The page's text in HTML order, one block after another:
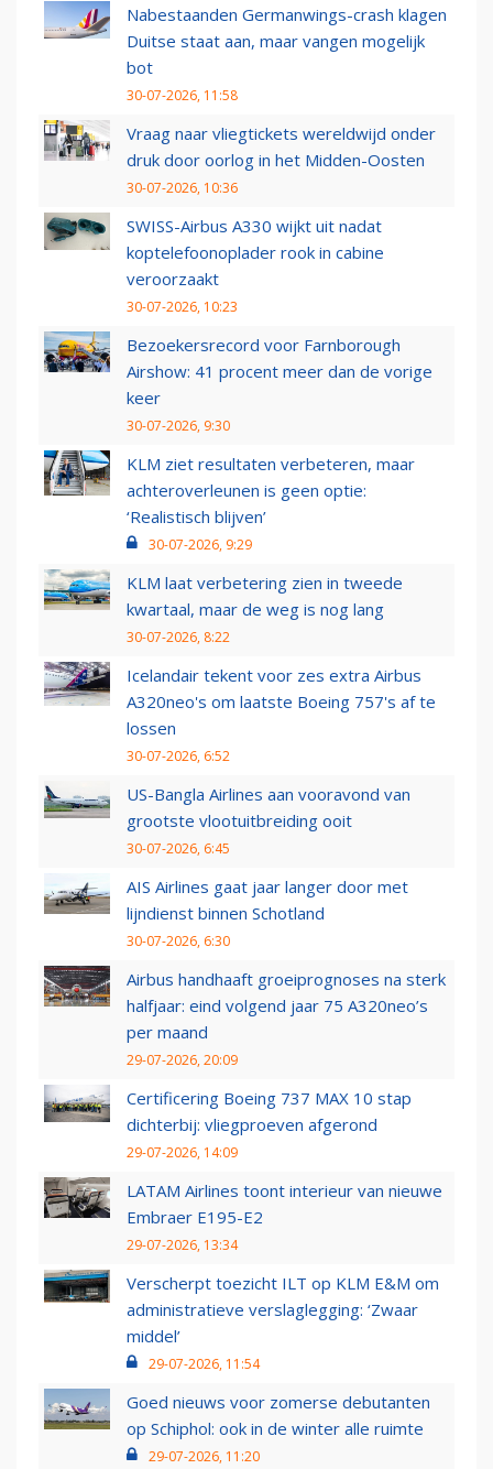
Nabestaanden Germanwings-crash klagen
Duitse staat aan, maar vangen mogelijk
bot
30-07-2026, 11:58
Vraag naar vliegtickets wereldwijd onder
druk door oorlog in het Midden-Oosten
30-07-2026, 10:36
SWISS-Airbus A330 wijkt uit nadat
koptelefoonoplader rook in cabine
veroorzaakt
30-07-2026, 10:23
Bezoekersrecord voor Farnborough
Airshow: 41 procent meer dan de vorige
keer
30-07-2026, 9:30
KLM ziet resultaten verbeteren, maar
achteroverleunen is geen optie:
‘Realistisch blijven’
30-07-2026, 9:29
KLM laat verbetering zien in tweede
kwartaal, maar de weg is nog lang
30-07-2026, 8:22
Icelandair tekent voor zes extra Airbus
A320neo's om laatste Boeing 757's af te
lossen
30-07-2026, 6:52
US-Bangla Airlines aan vooravond van
grootste vlootuitbreiding ooit
30-07-2026, 6:45
AIS Airlines gaat jaar langer door met
lijndienst binnen Schotland
30-07-2026, 6:30
Airbus handhaaft groeiprognoses na sterk
halfjaar: eind volgend jaar 75 A320neo’s
per maand
29-07-2026, 20:09
Certificering Boeing 737 MAX 10 stap
dichterbij: vliegproeven afgerond
29-07-2026, 14:09
LATAM Airlines toont interieur van nieuwe
Embraer E195-E2
29-07-2026, 13:34
Verscherpt toezicht ILT op KLM E&M om
administratieve verslaglegging: ‘Zwaar
middel’
29-07-2026, 11:54
Goed nieuws voor zomerse debutanten
op Schiphol: ook in de winter alle ruimte
29-07-2026, 11:20